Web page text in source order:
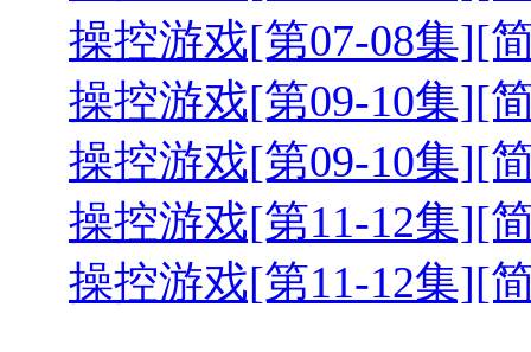
操控游戏[第07-08集][
操控游戏[第09-10集][
操控游戏[第09-10集][
操控游戏[第11-12集][
操控游戏[第11-12集][